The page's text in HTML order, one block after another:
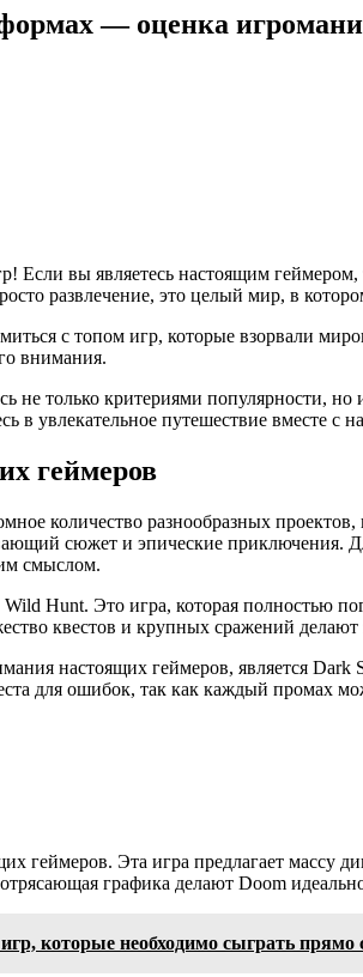
— оценка
Если вы являетесь настоящим
развлечение, это целый мир, в
с топом игр, которые взорвали
внимания.
не только критериями популярности,
в увлекательное путешествие вместе
геймеров
количество разнообразных
сюжет и эпические приключения.
смыслом.
Hunt. Это игра, которая полностью
квестов и крупных сражений делают
настоящих геймеров, является
для ошибок, так как каждый промах
геймеров. Эта игра предлагает массу
графика делают Doom
которые необходимо сыграть прямо